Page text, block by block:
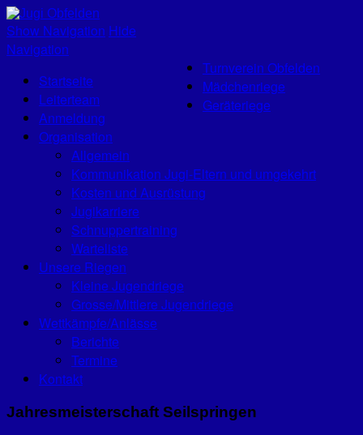
Turnverein Obfelden
Mädchenriege
Geräteriege
Show Navigation Hide
Navigation
Startseite
Leiterteam
Anmeldung
Organisation
Allgemein
Kommunikation Jugi-Eltern und umgekehrt
Kosten und Ausrüstung
Jugikarriere
Schnuppertraining
Warteliste
Unsere Riegen
Kleine Jugendriege
Grosse/Mittlere Jugendriege
Wettkämpfe/Anlässe
Berichte
Termine
Kontakt
Jahresmeisterschaft Seilspringen